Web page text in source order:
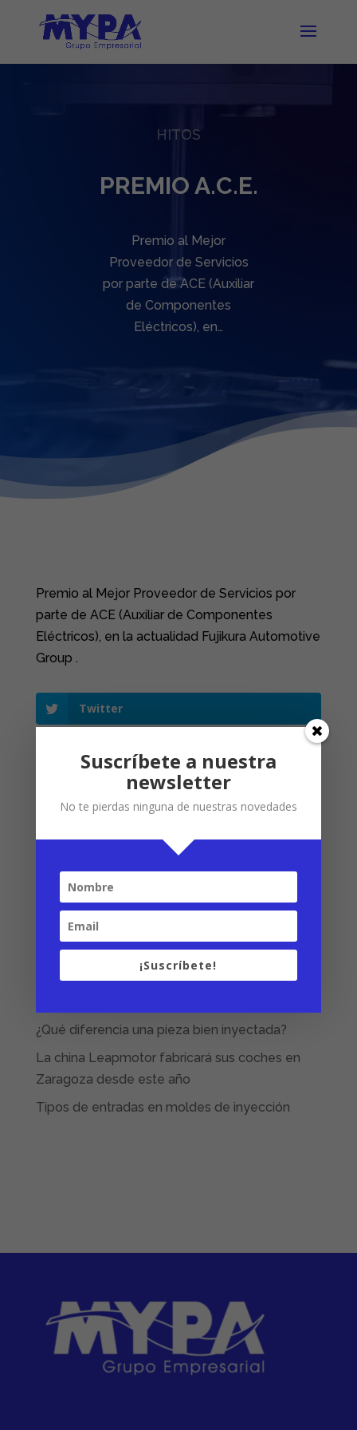
HITOS
PREMIO A.C.E.
Premio al Mejor
Proveedor de Servicios
por parte de ACE (Auxiliar
de Componentes
Eléctricos), en…
Premio al Mejor Proveedor de Servicios por
parte de ACE (Auxiliar de Componentes
Eléctricos), en la actualidad Fujikura Automotive
Group .
Twitter
Facebook
Últimas noticias
La parte más llamativa del proceso, empieza
¿Qué diferencia una pieza bien inyectada?
La china Leapmotor fabricará sus coches en
Zaragoza desde este año
Tipos de entradas en moldes de inyección
Suscríbete a nuestra
newsletter
No te pierdas ninguna de nuestras novedades
¡Suscríbete!